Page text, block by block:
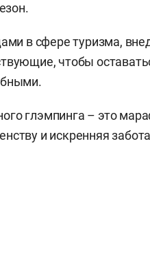
в сфере туризма,
чтобы
глэмпинга – это
и искренняя